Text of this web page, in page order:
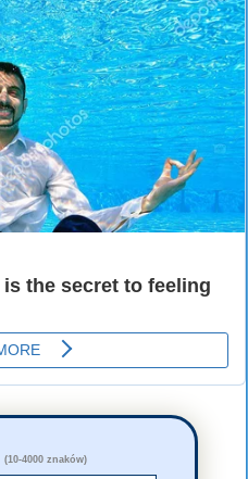
(10-4000 znaków)